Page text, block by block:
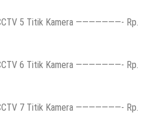
5 Titik Kamera ———————- Rp.
6 Titik Kamera ———————- Rp.
7 Titik Kamera ———————- Rp.